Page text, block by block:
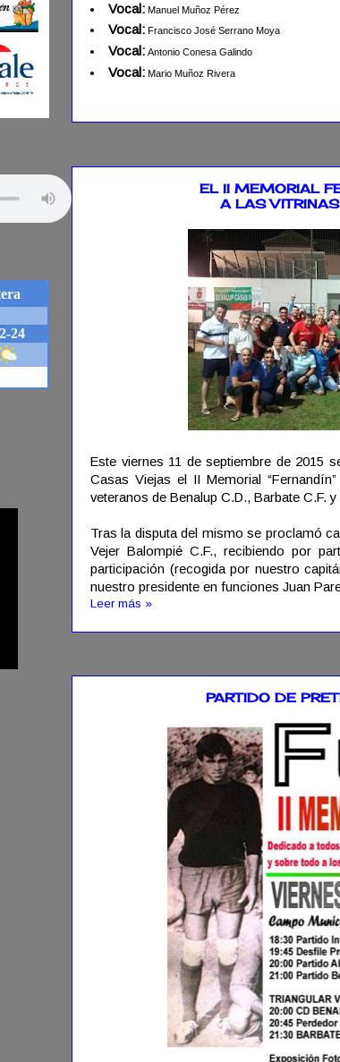
Vocal:Manuel Muñoz Pérez
Vocal:Francisco José Serrano Moya
Vocal:Antonio Conesa Galindo
Vocal:Mario Muñoz Rivera
EL II MEMORIAL
A LAS
Este viernes 11 de septiembre de 2015
Casas Viejas el II Memorial
veteranos de Benalup C.D., Barbate C.F.
Tras la disputa del mismo se proclamó
Vejer Balompié C.F., recibiendo por
participación (recogida por nuestro
nuestro presidente en funciones Juan
Leer más »
PARTIDO DE